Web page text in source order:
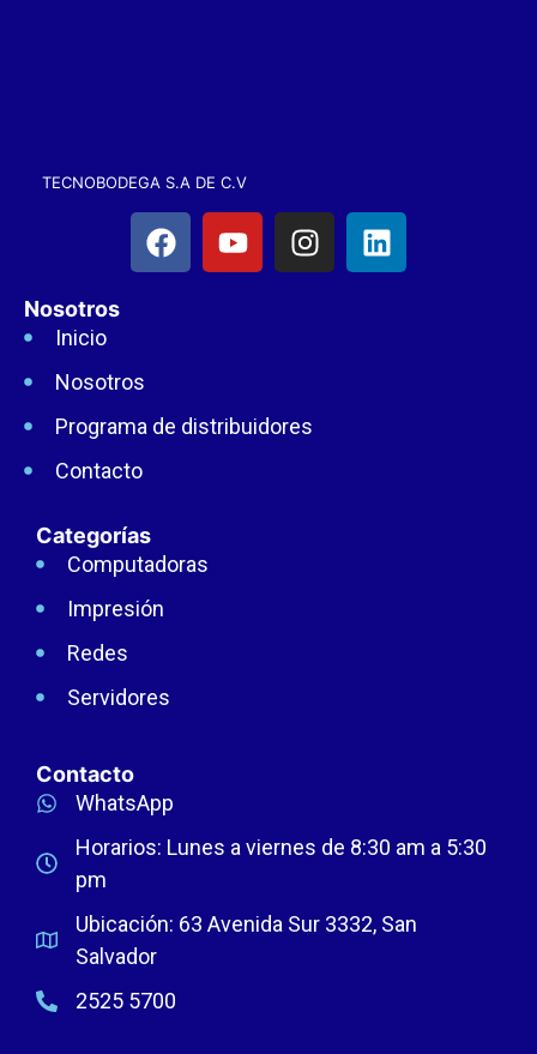
TECNOBODEGA S.A DE C.V
Nosotros
Inicio
Nosotros
Programa de distribuidores
Contacto
Categorías
Computadoras
Impresión
Redes
Servidores
Contacto
WhatsApp
Horarios: Lunes a viernes de 8:30 am a 5:30
pm
Ubicación: 63 Avenida Sur 3332, San
Salvador
2525 5700